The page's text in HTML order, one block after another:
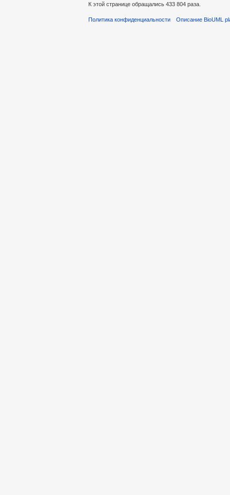
К этой странице обращались 433 804 раза.
Политика конфиденциальности Описание BioUML